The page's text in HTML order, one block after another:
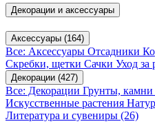
Декорации и аксессуары
Аксессуары (164)
Все: Аксессуары Отсадники
Скребки, щетки Сачки Уход за
Декорации (427)
Все: Декорации Грунты, камни
Искусственные растения
Литература и сувениры (26)